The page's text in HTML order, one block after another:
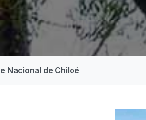
Nacional de Chiloé